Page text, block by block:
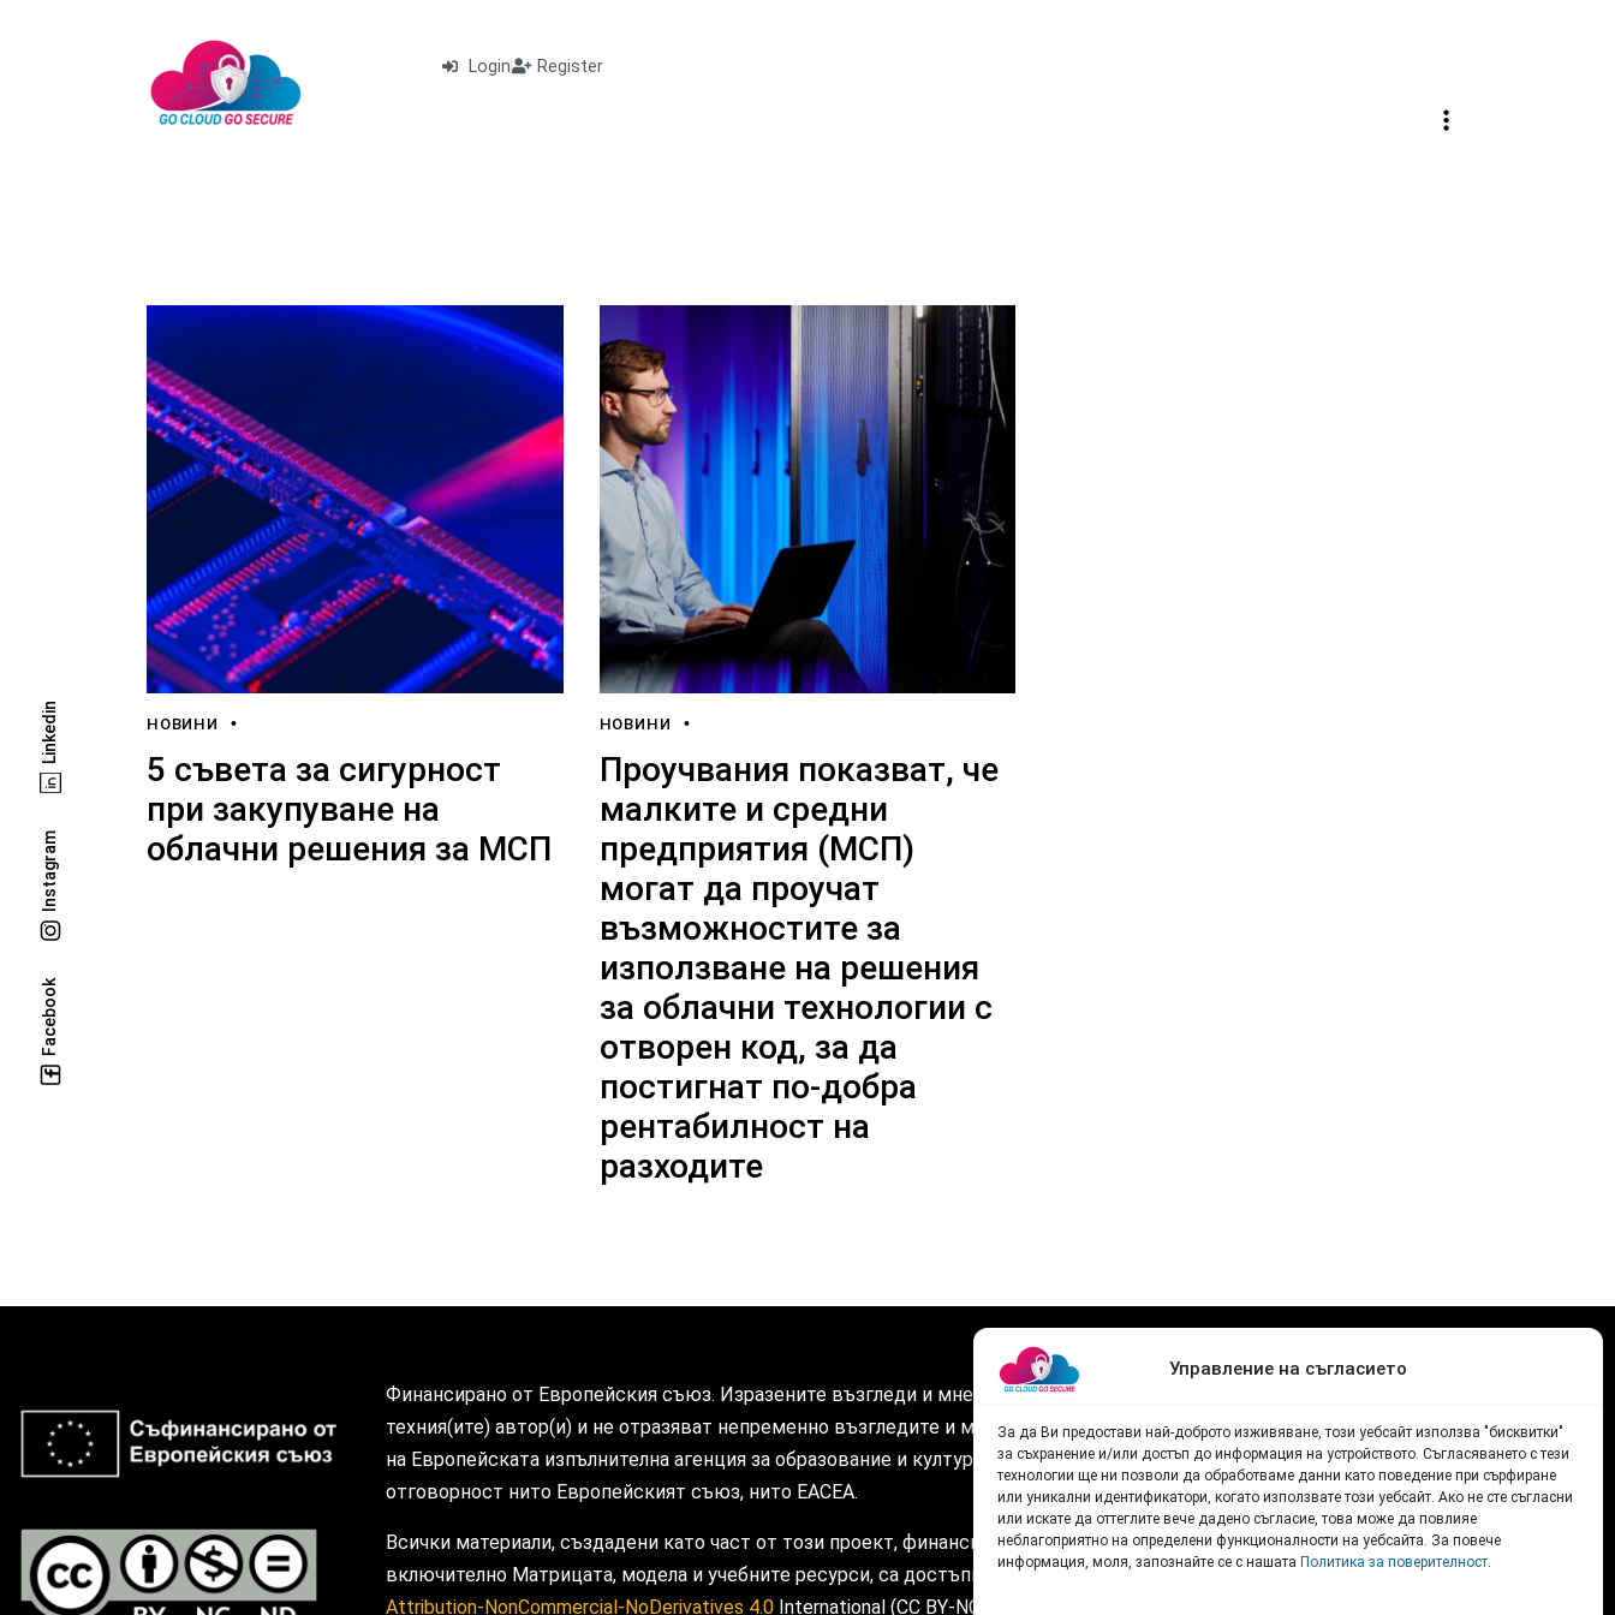
Управление на съгласието
За да Ви предостави най-доброто изживяване, този уебсайт използва "бисквитки"
за съхранение и/или достъп до информация на устройството. Съгласяването с тези
технологии ще ни позволи да обработваме данни като поведение при сърфиране
или уникални идентификатори, когато използвате този уебсайт. Ако не сте съгласни
или искате да оттеглите вече дадено съгласие, това може да повлияе
неблагоприятно на определени функционалности на уебсайта. За повече
информация, моля, запознайте се с нашата Политика за поверителност
Login Register
НОВИНИ
5 съвета за сигурност
при закупуване на
облачни решения за МСП
НОВИНИ
Проучвания показват, че
малките и средни
предприятия (МСП)
могат да проучат
възможностите за
използване на решения
за облачни технологии с
отворен код, за да
постигнат по-добра
рентабилност на
разходите
Финансирано от Европейския съюз. Изразените възгледи и мнения обаче принадлежат изцяло на
техния(ите) автор(и) и не отразяват непременно възгледите и мненията на Европейския съюз или
на Европейската изпълнителна агенция за образование и култура (EACEA). За тях не носи
отговорност нито Европейският съюз, нито EACEA.
Всички материали, създадени като част от този проект, финансиран по Програма „Еразъм+“,
включително Матрицата, модела и учебните ресурси, са достъпни под лиценза
Creative Commons
Attribution-NonCommercial-NoDerivatives 4.0 International (CC BY-NC-ND 4.0) license.
Facebook
Instagram
Linkedin